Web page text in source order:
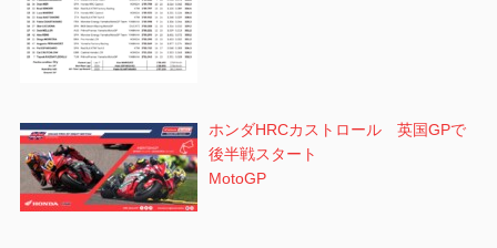
ホンダHRCカストロール 英国GPで
後半戦スタート
MotoGP